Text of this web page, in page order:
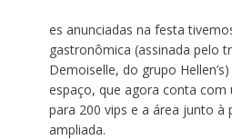
es anunciadas na festa
gastronômica (assinada pelo
Demoiselle, do grupo
espaço, que agora conta com
para 200 vips e a área junto à
ampliada.